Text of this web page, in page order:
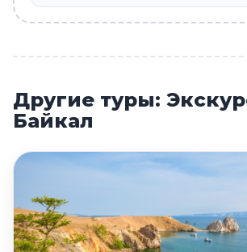
Другие туры:
Байкал